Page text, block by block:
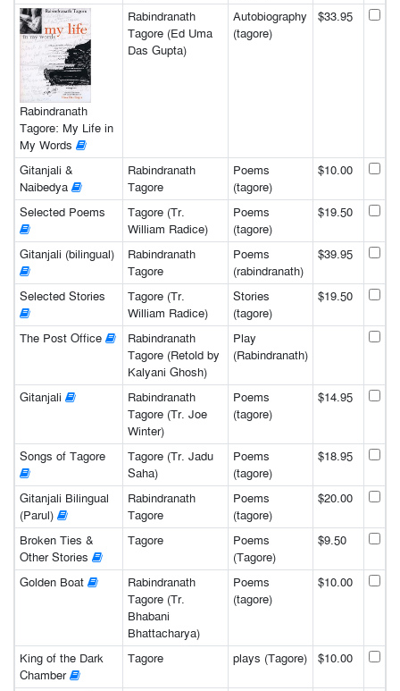
Rabindranath
Tagore: My Life in
My Words
Rabindranath
Tagore (Ed Uma
Das Gupta)
Autobiography
(tagore)
$33.95
Gitanjali &
Naibedya
Rabindranath
Tagore
Poems
(tagore)
$10.00
Selected Poems
Tagore (Tr.
William Radice)
Poems
(tagore)
$19.50
Gitanjali (bilingual)
Rabindranath
Tagore
Poems
(rabindranath)
$39.95
Selected Stories
Tagore (Tr.
William Radice)
Stories
(tagore)
$19.50
The Post Office
Rabindranath
Tagore (Retold by
Kalyani Ghosh)
Play
(Rabindranath)
Gitanjali
Rabindranath
Tagore (Tr. Joe
Winter)
Poems
(tagore)
$14.95
Songs of Tagore
Tagore (Tr. Jadu
Saha)
Poems
(tagore)
$18.95
Gitanjali Bilingual
(Parul)
Rabindranath
Tagore
Poems
(tagore)
$20.00
Broken Ties &
Other Stories
Tagore
Poems
(Tagore)
$9.50
Golden Boat
Rabindranath
Tagore (Tr.
Bhabani
Bhattacharya)
Poems
(tagore)
$10.00
King of the Dark
Chamber
Tagore plays (Tagore) $10.00